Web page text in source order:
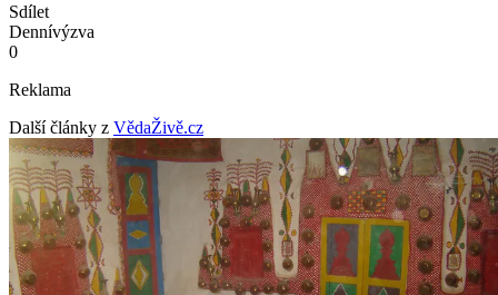
Sdílet
Dennívýzva
0
Reklama
Další články z VědaŽivě.cz